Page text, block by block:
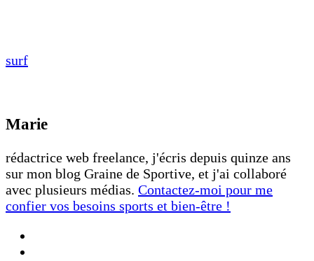
surf
Marie
rédactrice web freelance, j'écris depuis quinze ans
sur mon blog Graine de Sportive, et j'ai collaboré
avec plusieurs médias. Contactez-moi pour me
confier vos besoins sports et bien-être !